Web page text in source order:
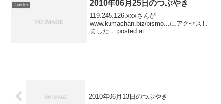
Twitter 2010年06月25日のつぶやき
119.245.126.xxxさんが
www.kumachan.biz/pismo...にアクセスし
ました． posted at
2010年06月13日のつぶやき